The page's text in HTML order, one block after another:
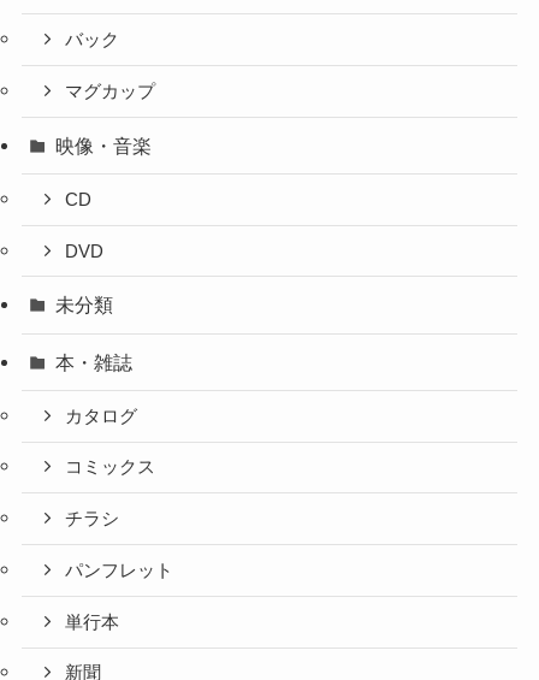
バック
マグカップ
映像・音楽
CD
DVD
未分類
本・雑誌
カタログ
コミックス
チラシ
パンフレット
単行本
新聞